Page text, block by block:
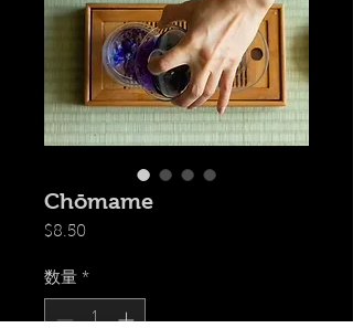
Chōmame
$8.50価
数量 *